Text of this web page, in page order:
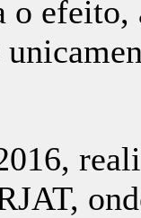
efeito,